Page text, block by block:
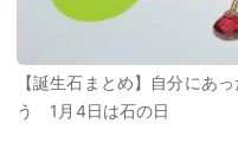
【誕生石まとめ】自分にあ
う 1月4日は石の日